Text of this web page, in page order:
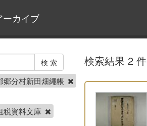
ーカイブ
郷分村新田畑繩帳
税資料文庫
検索結果 2 件